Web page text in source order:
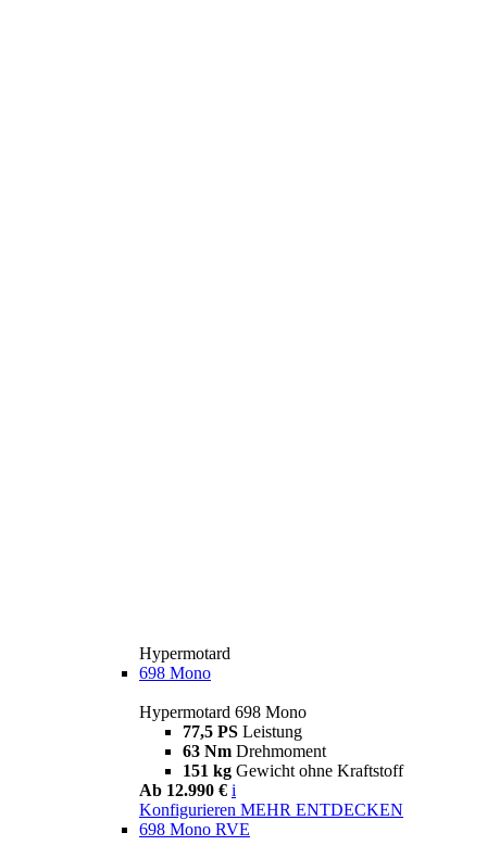
Hypermotard
698 Mono
Hypermotard 698 Mono
77,5 PS Leistung
63 Nm Drehmoment
151 kg Gewicht ohne Kraftstoff
Ab 12.990 € i
Konfigurieren MEHR ENTDECKEN
698 Mono RVE